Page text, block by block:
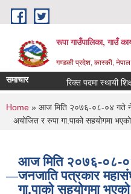
Skip to main content
रूपा गाउँपालिका, गाउँ
गण्डकी प्रदेश, कास्की, नेपाल
समाचार रिक्त पदमा स्थायी शिक्षक
You are here
Home » आज मिति २०७६-०८-०४ गते
अयोजित र रुपा गा.पाको सहयोगमा
आज मिति २०७६-०८-
जनजाति पत्रकार
गा.पाको सहयोगमा